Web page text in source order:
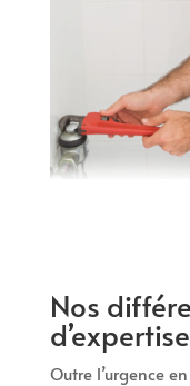
Nos
d’expertise
Outre l’urgence